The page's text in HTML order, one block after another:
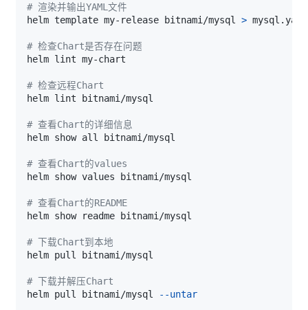
# 渲染并输出YAML文件
helm template my-release bitnami/mysql >
# 检查Chart是否存在问题
# 检查远程Chart
# 查看Chart的详细信息
# 查看Chart的values
# 查看Chart的README
# 下载Chart到本地
# 下载并解压Chart
helm pull bitnami/mysql
--untar